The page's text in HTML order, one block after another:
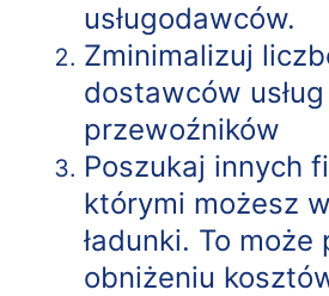
usługodawców.
Zminimalizuj
dostawców
przewoźników
Poszukaj innych
którymi możesz
ładunki. To może
obniżeniu